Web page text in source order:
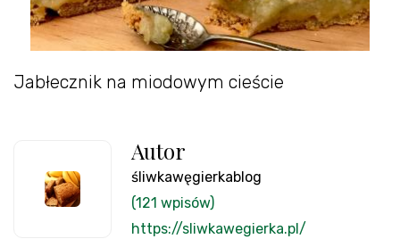
Jabłecznik na miodowym cieście
Autor
śliwkawęgierkablog
(121 wpisów)
https://sliwkawegierka.pl/